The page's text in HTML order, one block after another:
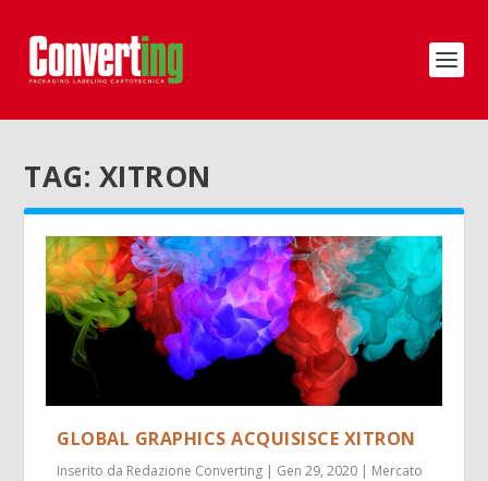
TAG: XITRON
GLOBAL GRAPHICS ACQUISISCE XITRON
Inserito da Redazione Converting | Gen 29, 2020 | Mercato